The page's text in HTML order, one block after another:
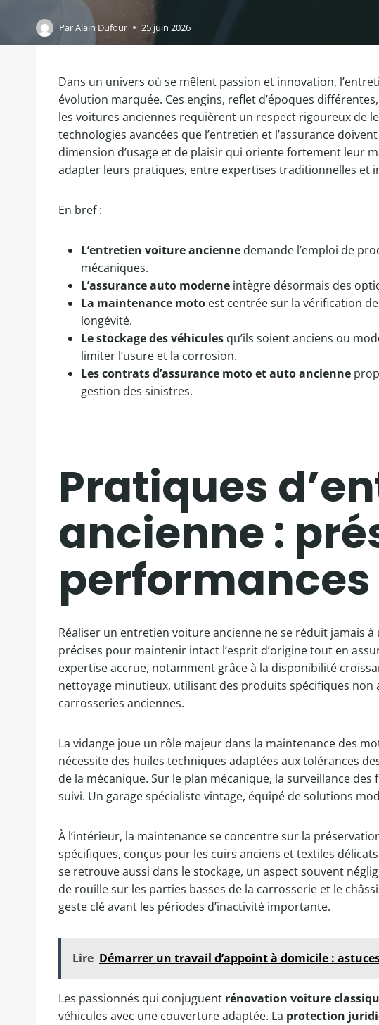
ParAlain Dufour 25 juin 2026
Dans un univers où se mêlent passion et innovation,
évolution marquée. Ces engins, reflet d’époques
les voitures anciennes requièrent un respect rigoureux de
technologies avancées que l’entretien et l’assurance
dimension d’usage et de plaisir qui oriente fortement leur
adapter leurs pratiques, entre expertises traditionnelles et
En bref :
L’entretien voiture ancienne demande l’emploi de
mécaniques.
L’assurance auto moderne intègre désormais des
La maintenance moto est centrée sur la vérification
longévité.
Le stockage des véhicules qu’ils soient anciens ou
limiter l’usure et la corrosion.
Les contrats d’assurance moto et auto ancienne
gestion des sinistres.
Pratiques
ancienne :
Réaliser un entretien voiture ancienne ne se réduit jamais
précises pour maintenir intact l’esprit d’origine tout en
expertise accrue, notamment grâce à la disponibilité
nettoyage minutieux, utilisant des produits spécifiques
carrosseries anciennes.
La vidange joue un rôle majeur dans la maintenance des
nécessite des huiles techniques adaptées aux tolérances
de la mécanique. Sur le plan mécanique, la surveillance
suivi. Un garage spécialiste vintage, équipé de solutions
À l’intérieur, la maintenance se concentre sur la
spécifiques, conçus pour les cuirs anciens et textiles
se retrouve aussi dans le stockage, un aspect souvent
de rouille sur les parties basses de la carrosserie et le
geste clé avant les périodes d’inactivité importante.
Lire Démarrer un travail d’appoint à domicile :
Les passionnés qui conjuguent rénovation voiture
véhicules avec une couverture adaptée. La protection